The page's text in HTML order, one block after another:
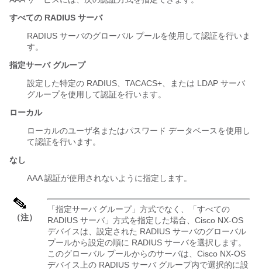
すべての RADIUS サーバ
RADIUS サーバのグローバル プールを使用して認証を行いま
す。
指定サーバ グループ
設定した特定の RADIUS、TACACS+、または LDAP サーバ
グループを使用して認証を行います。
ローカル
ローカルのユーザ名またはパスワード データベースを使用し
て認証を行います。
なし
AAA 認証が使用されないように指定します。
（注）
「指定サーバ グループ」方式でなく、「すべての
RADIUS サーバ」方式を指定した場合、 Cisco NX-OS
デバイスは、設定された RADIUS サーバのグローバル
プールから設定の順に RADIUS サーバを選択します。
このグローバル プールからのサーバは、 Cisco NX-OS
デバイス上の RADIUS サーバ グループ内で選択的に設